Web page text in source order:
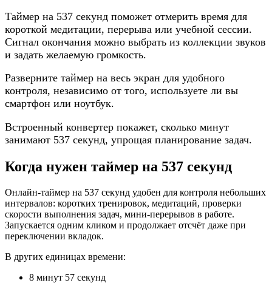
Таймер на 537 секунд поможет отмерить время для
короткой медитации, перерыва или учебной сессии.
Сигнал окончания можно выбрать из коллекции звуков
и задать желаемую громкость.
Разверните таймер на весь экран для удобного
контроля, независимо от того, используете ли вы
смартфон или ноутбук.
Встроенный конвертер покажет, сколько минут
занимают 537 секунд, упрощая планирование задач.
Когда нужен таймер на 537 секунд
Онлайн-таймер на 537 секунд удобен для контроля небольших
интервалов: коротких тренировок, медитаций, проверки
скорости выполнения задач, мини-перерывов в работе.
Запускается одним кликом и продолжает отсчёт даже при
переключении вкладок.
В других единицах времени:
8 минут 57 секунд